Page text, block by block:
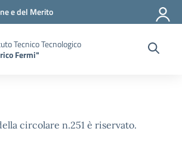
e del Merito
Tecnico Tecnologico
Fermi"
circolare n.251 è riservato.